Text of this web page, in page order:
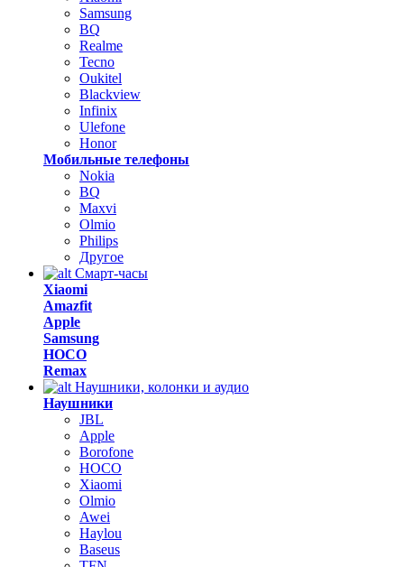
Samsung
BQ
Realme
Tecno
Oukitel
Blackview
Infinix
Ulefone
Honor
Мобильные телефоны
Nokia
BQ
Maxvi
Olmio
Philips
Другое
Смарт-часы
Xiaomi
Amazfit
Apple
Samsung
HOCO
Remax
Наушники, колонки и аудио
Наушники
JBL
Apple
Borofone
HOCO
Xiaomi
Olmio
Awei
Haylou
Baseus